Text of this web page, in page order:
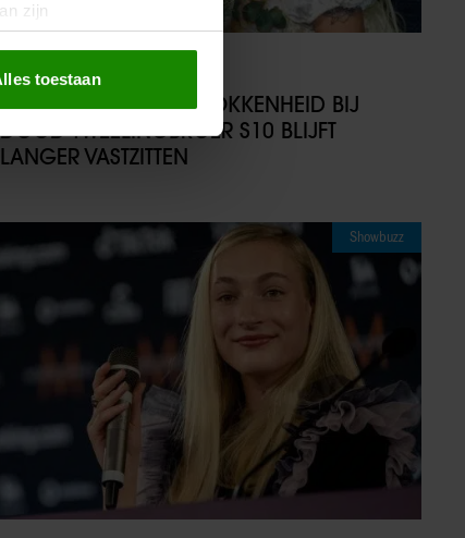
zijn
te bieden en om ons
met onze cookies als u
toestaan
10/07/2025
VERDACHTE VAN BETROKKENHEID BIJ
DOOD TWEELINGBROER S10 BLIJFT
LANGER VASTZITTEN
Showbuzz